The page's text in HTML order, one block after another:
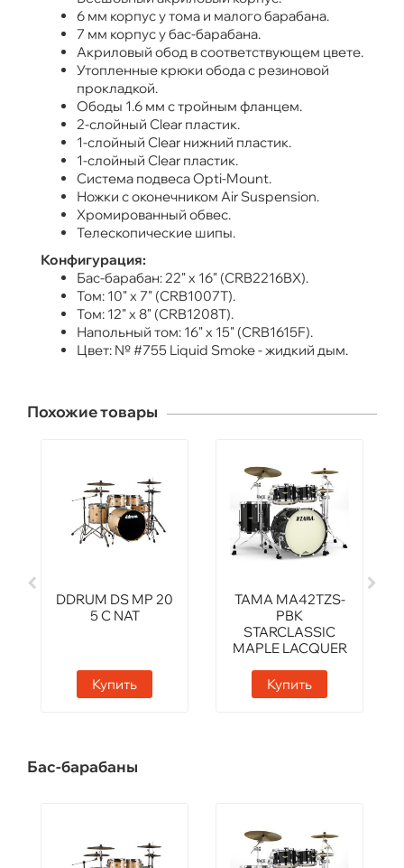
6 мм корпус у тома и малого барабана.
7 мм корпус у бас-барабана.
Акриловый обод в соответствующем цвете.
Утопленные крюки обода с резиновой
прокладкой.
Ободы 1.6 мм с тройным фланцем.
2-слойный Clear пластик.
1-слойный Clear нижний пластик.
1-слойный Clear пластик.
Система подвеса Opti-Mount.
Ножки с оконечником Air Suspension.
Хромированный обвес.
Телескопические шипы.
Конфигурация:
Бас-барабан: 22" x 16" (CRB2216BX).
Том: 10" x 7" (CRB1007T).
Том: 12" x 8" (CRB1208T).
Напольный том: 16" x 15" (CRB1615F).
Цвет: № #755 Liquid Smoke - жидкий дым.
Похожие товары
DDRUM DS MP 20
5 C NAT
Купить
TAMA MA42TZS-
PBK
STARCLASSIC
MAPLE LACQUER
Купить
Бас-барабаны